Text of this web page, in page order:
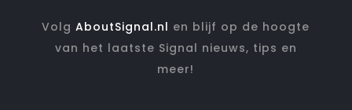
VolgAboutSignal.nl en blijf op de hoogte
van het laatste Signal nieuws, tips en
meer!